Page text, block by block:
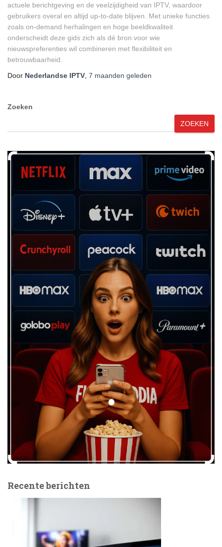
actuele berichtgeving en de veelzijdigheid van IPTV, waardoor
gebruikers overal en altijd up-to-date blijven. Met unieke functies
zoals on-demand herhalingen en hoge beeldkwaliteit
onderscheidt deze gids zich als dé bron voor wie
nieuwspreferenties wil combineren met flexibiliteit en
betrouwbaarheid.
Door Nederlandse IPTV 7 maanden geleden
Zoeken
ZOEKEN
Recente berichten